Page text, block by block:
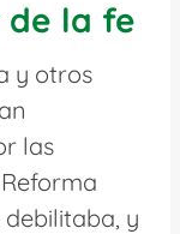
de la fe
y otros
las
y